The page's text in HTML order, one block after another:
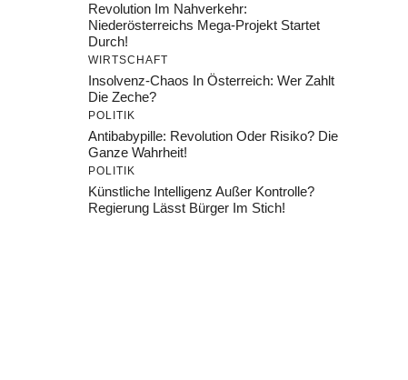
Revolution Im Nahverkehr:
Niederösterreichs Mega-Projekt Startet
Durch!
WIRTSCHAFT
Insolvenz-Chaos In Österreich: Wer Zahlt
Die Zeche?
POLITIK
Antibabypille: Revolution Oder Risiko? Die
Ganze Wahrheit!
POLITIK
Künstliche Intelligenz Außer Kontrolle?
Regierung Lässt Bürger Im Stich!